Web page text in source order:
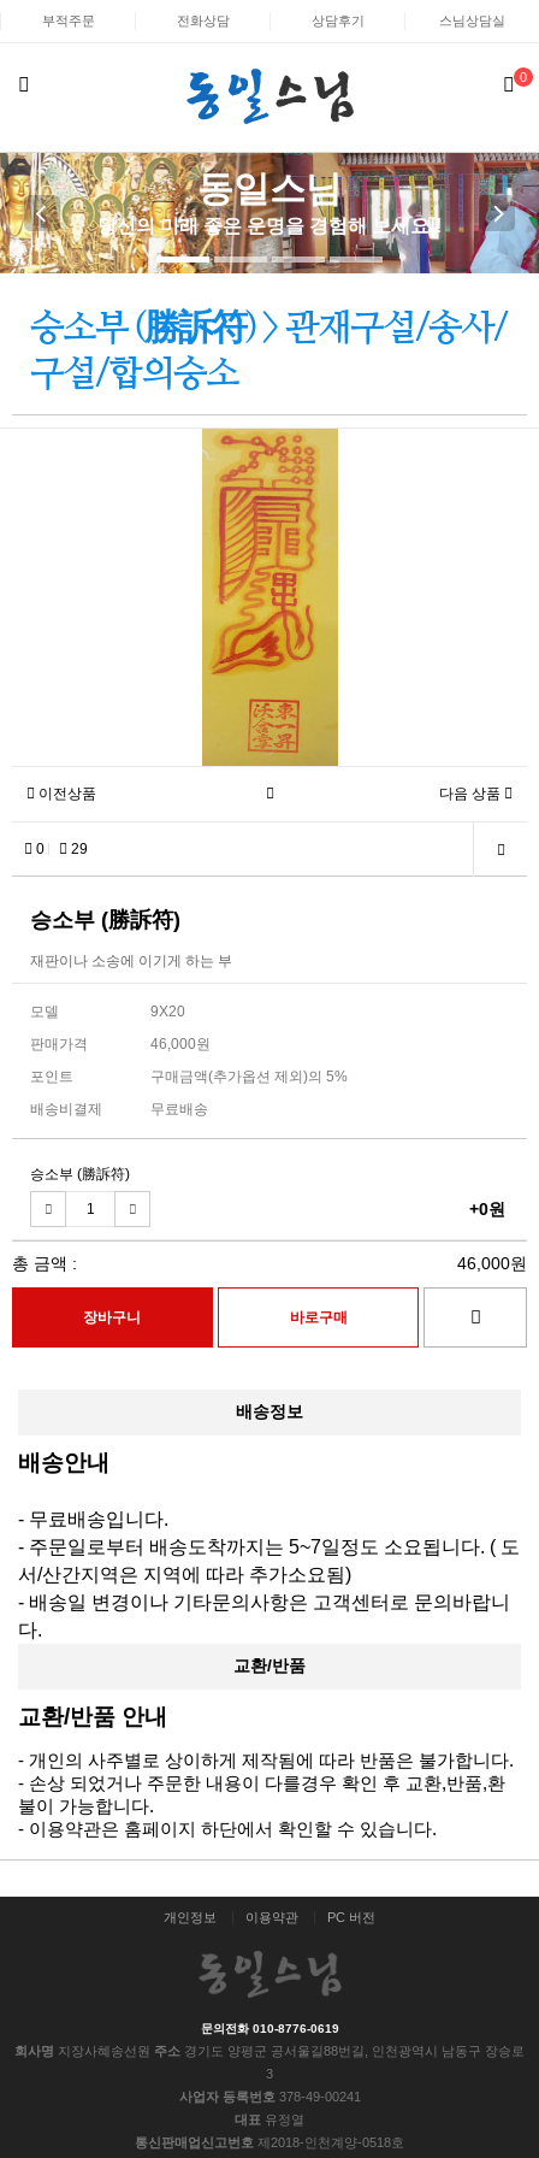
부적주문 전화상담 상담후기 스님상담실
0
동일스님
당신의 미래 좋은 운명을 경험해 보세요!!
동일스님
당신의 미래 좋은 운명을 경험해 보세요!!
승소부 (勝訴符) > 관재구설/송사/
구설/합의승소
이전상품 다음 상품
0 29
승소부 (勝訴符)
재판이나 소송에 이기게 하는 부
모델
9X20
판매가격
46,000원
포인트
구매금액(추가옵션 제외)의 5%
배송비결제
무료배송
승소부 (勝訴符)
+0원
총 금액 : 46,000원
배송정보
배송안내
- 무료배송입니다.
- 주문일로부터 배송도착까지는 5~7일정도 소요됩니다. ( 도
서/산간지역은 지역에 따라 추가소요됨)
- 배송일 변경이나 기타문의사항은 고객센터로 문의바랍니
다.
교환/반품
교환/반품 안내
- 개인의 사주별로 상이하게 제작됨에 따라 반품은 불가합니다.
- 손상 되었거나 주문한 내용이 다를경우 확인 후 교환,반품,환
불이 가능합니다.
- 이용약관은 홈페이지 하단에서 확인할 수 있습니다.
개인정보 이용약관 PC 버전
문의전화 010-8776-0619
회사명 지장사혜송선원 주소 경기도 양평군 공서울길88번길, 인천광역시 남동구 장승로
3
사업자 등록번호 378-49-00241
대표 유정열
통신판매업신고번호 제2018-인천계양-0518호